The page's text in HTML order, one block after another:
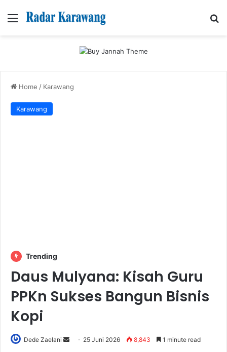
Menu
Home / Karawang
Karawang
Trending
Daus Mulyana: Kisah Guru
PPKn Sukses Bangun Bisnis
Kopi
Dede Zaelani
Send 25 Juni 2026 8,843 1 minute read